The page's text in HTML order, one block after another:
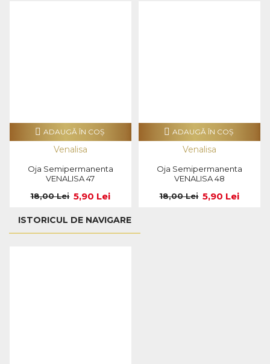
Venalisa
Oja Semipermanenta
VENALISA 47
5,90 Lei
18,00 Lei
ADAUGĂ ÎN COŞ
Venalisa
Oja Semipermanenta
VENALISA 48
5,90 Lei
18,00 Lei
ADAUGĂ ÎN COŞ
ISTORICUL DE NAVIGARE